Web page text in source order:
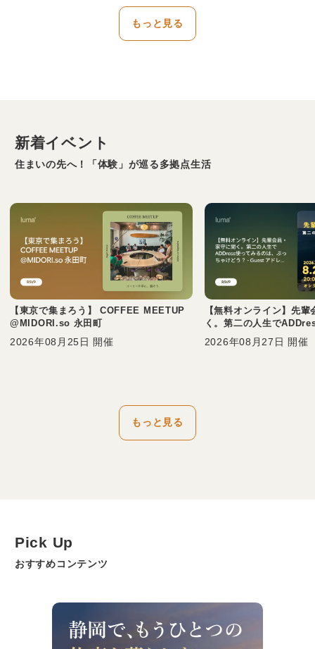
もっと見る
新着イベント
住まいの先へ！「体験」が巡る多拠点生活
【東京で集まろう】 COFFEE MEETUP
@MIDORI.so 永田町
2026年08月25日 開催
【無料オンライン】先
く。第二の人生で
は、ぶっちゃけどう？ -
会員 カールさん -
2026年08月27日 開催
もっと見る
Pick Up
おすすめコンテンツ